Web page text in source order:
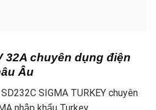
32A chuyên dụng điện
Âu
SIGMA TURKEY chuyên